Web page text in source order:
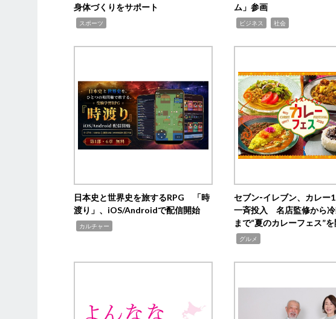
身体づくりをサポート
スポーツ
ム」参画
ビジネス 社会
日本史と世界史を旅するRPG 「時
渡り」、iOS/Androidで配信開始
カルチャー
セブン‐イレブン、カレー
一斉投入 名店監修から
まで“夏のカレーフェス”
グルメ